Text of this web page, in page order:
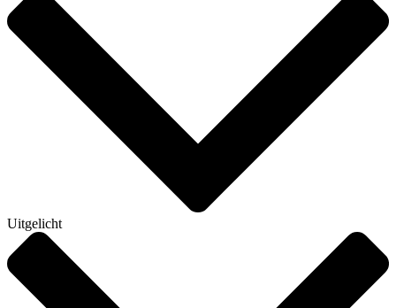
Uitgelicht